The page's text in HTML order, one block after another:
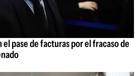
el pase de facturas por el fracaso de